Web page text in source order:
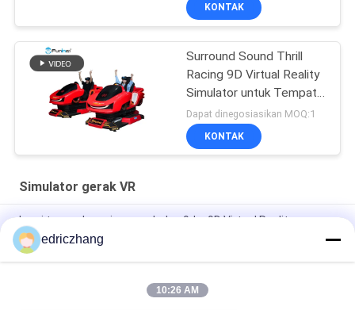
KONTAK
Surround Sound Thrill
Racing 9D Virtual Reality
Simulator untuk Tempat
Hiburan
Dapat dinegosiasikan MOQ:1
KONTAK
Simulator gerak VR
kursi tunggal mesin game balap 9dvr 9D Virtual Reality
Simulator VR Mesin Game Moto
Taman Hiburan 9D Virtual Reality Simulator Mesin Mobil Balap
edriczhang
10:26 AM